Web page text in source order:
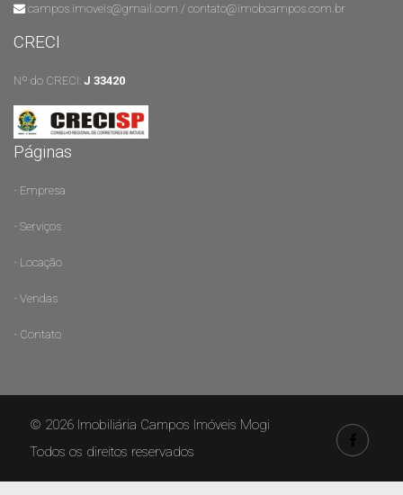
campos.imoveis@gmail.com / contato@imobcampos.com.br
CRECI
Nº do CRECI: J 33420
Páginas
- Empresa
- Serviços
- Locação
- Vendas
- Contato
© 2026 Imobiliária Campos Imóveis Mogi
Todos os direitos reservados